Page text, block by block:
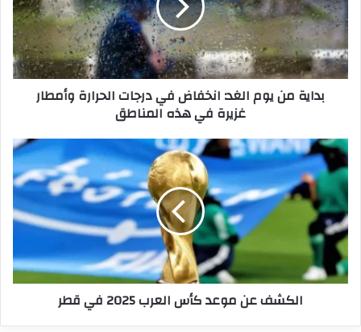
انخفاض
في
درجات
الحرارة
وأمطار
غزيرة
المناطق
بداية من يوم الغد: انخفاض في درجات الحرارة وأمطار
غزيرة في هذه المناطق
الكشف
عن
موعد
كأس
العرب
2025
في
قطر
الكشف عن موعد كأس العرب 2025 في قطر